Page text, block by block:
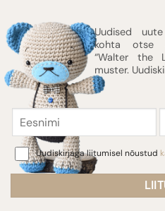
Uudised
kohta otse
“Walter the
muster.
Eesnimi
ConsentUudiskirjaga liitumisel nõustud